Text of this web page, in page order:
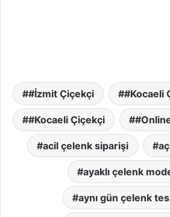
#İzmit Çiçekçi #Kocaeli
#Kocaeli Çiçekçi
acil çelenk siparişi
ayaklı çelenk
aynı gün çelenk